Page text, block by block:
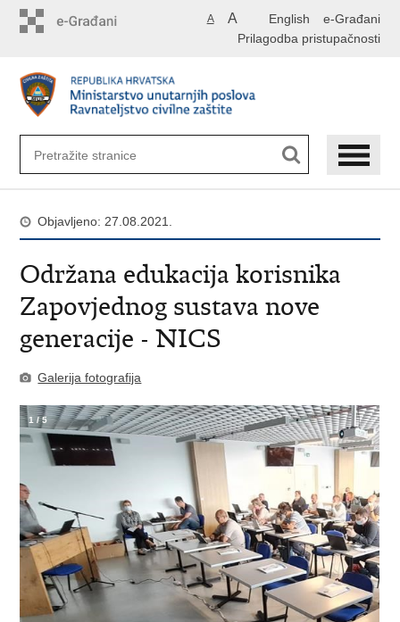
English e-Građani
A A
Prilagodba pristupačnosti
Objavljeno: 27.08.2021.
Održana edukacija korisnika
Zapovjednog sustava nove
generacije - NICS
Galerija fotografija
1 /5